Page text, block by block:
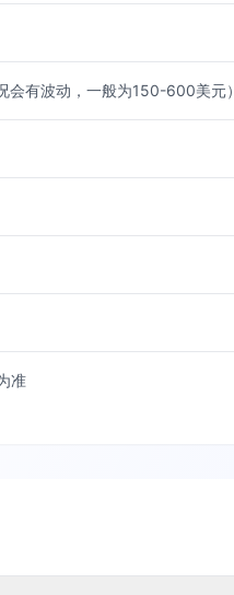
有波动，一般为150-600美元）
准